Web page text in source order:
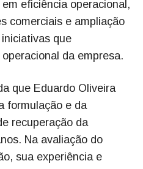
eficiência operacional,
comerciais e ampliação
que
da empresa.
que Eduardo Oliveira
formulação e da
recuperação da
Na avaliação do
sua experiência e